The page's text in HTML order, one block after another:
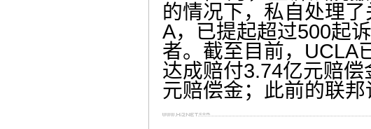
的情况下，私自处理
A，已提起超过500起
者。截至目前，UCLA
达成赔付3.74亿元赔
元赔偿金；此前的联邦